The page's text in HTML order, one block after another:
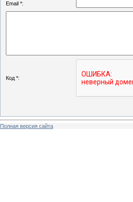
Email *:
Код *:
Полная версия сайта